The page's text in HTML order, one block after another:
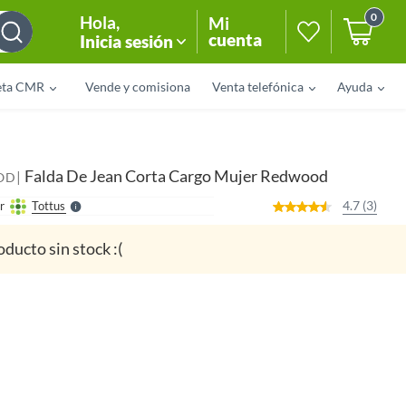
Hola,
Inicia sesión
Mi
cuenta
0
CMR Vende y comisiona Venta telefónica Ayuda
| Falda De Jean Corta Cargo Mujer Redwood
Tottus S
l
l
4.7 (3)
sin stock :(